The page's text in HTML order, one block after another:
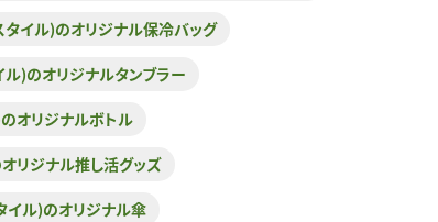
イル)のオリジナル保冷バッグ
)のオリジナルタンブラー
オリジナルボトル
リジナル推し活グッズ
イル)のオリジナル傘